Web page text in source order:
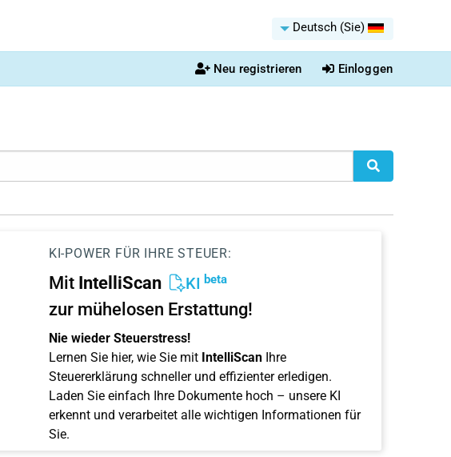
Deutsch (Sie)
Neu registrieren Einloggen
KI-POWER FÜR IHRE STEUER:
Mit IntelliScan KI beta
zur mühelosen Erstattung!
Nie wieder Steuerstress!
Lernen Sie hier, wie Sie mit IntelliScanIhre
Steuererklärung schneller und effizienter erledigen.
Laden Sie einfach Ihre Dokumente hoch – unsere KI
erkennt und verarbeitet alle wichtigen Informationen für
Sie.